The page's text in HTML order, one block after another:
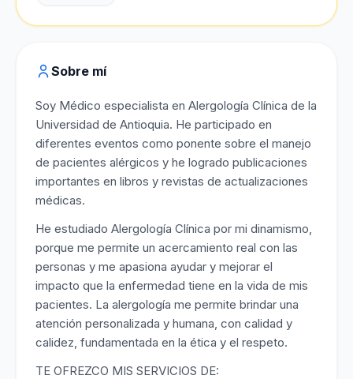
Sobre mí
Soy Médico especialista en Alergología Clínica de la
Universidad de Antioquia. He participado en
diferentes eventos como ponente sobre el manejo
de pacientes alérgicos y he logrado publicaciones
importantes en libros y revistas de actualizaciones
médicas.
He estudiado Alergología Clínica por mi dinamismo,
porque me permite un acercamiento real con las
personas y me apasiona ayudar y mejorar el
impacto que la enfermedad tiene en la vida de mis
pacientes. La alergología me permite brindar una
atención personalizada y humana, con calidad y
calidez, fundamentada en la ética y el respeto.
TE OFREZCO MIS SERVICIOS DE: